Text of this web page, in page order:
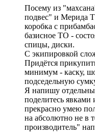
Посему из
подвес" и Мерида
коробка с
базисное ТО -
спицы, диски.
С экипировкой
Придётся
минимум - каску,
подседельную
Я напишу
поделитесь
прекрасно умею
на абсолютно не в
производитель"